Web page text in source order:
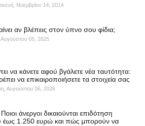
Νοεμβρίου 14, 2014
αν βλέπεις στον ύπνο σου φίδια;
Αυγούστου 05, 2025
να κάνετε αφού βγάλετε νέα ταυτότητα:
να επικαιροποιήσετε τα στοιχεία σας
Αυγούστου 06, 2026
άνεργοι δικαιούνται επιδότηση
έως 1.250 ευρώ και πώς μπορούν να